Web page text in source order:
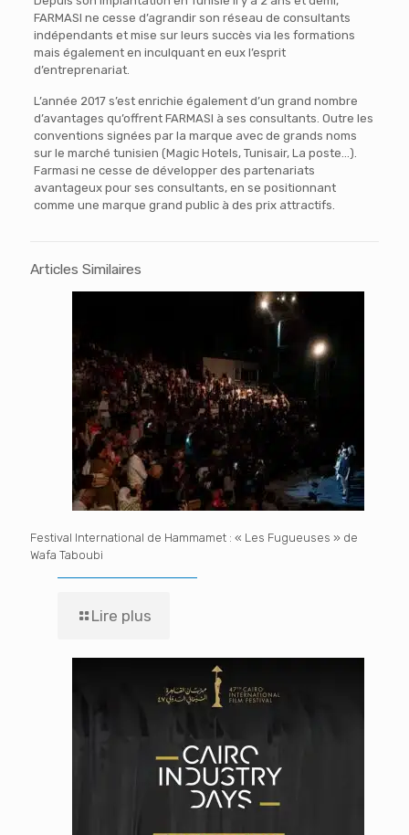
FARMASI ne cesse d’agrandir son réseau de consultants
indépendants et mise sur leurs succès via les formations
mais également en inculquant en eux l’esprit
d’entreprenariat.
L’année 2017 s’est enrichie également d’un grand nombre
d’avantages qu’offrent FARMASI à ses consultants. Outre les
conventions signées par la marque avec de grands noms
sur le marché tunisien (Magic Hotels, Tunisair, La poste…).
Farmasi ne cesse de développer des partenariats
avantageux pour ses consultants, en se positionnant
comme une marque grand public à des prix attractifs.
Articles Similaires
Festival International de Hammamet : « Les Fugueuses » de
Wafa Taboubi
Lire plus